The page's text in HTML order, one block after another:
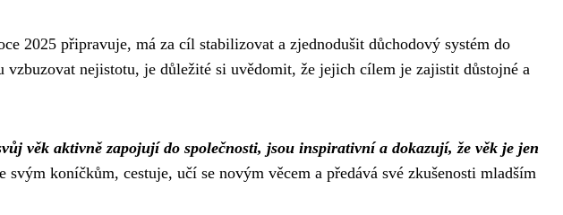
2025 připravuje, má za cíl stabilizovat a zjednodušit důchodový systém do
vzbuzovat nejistotu, je důležité si uvědomit, že jejich cílem je zajistit důstojné a
věk aktivně zapojují do společnosti, jsou inspirativní a dokazují, že věk je jen
svým koníčkům, cestuje, učí se novým věcem a předává své zkušenosti mladším